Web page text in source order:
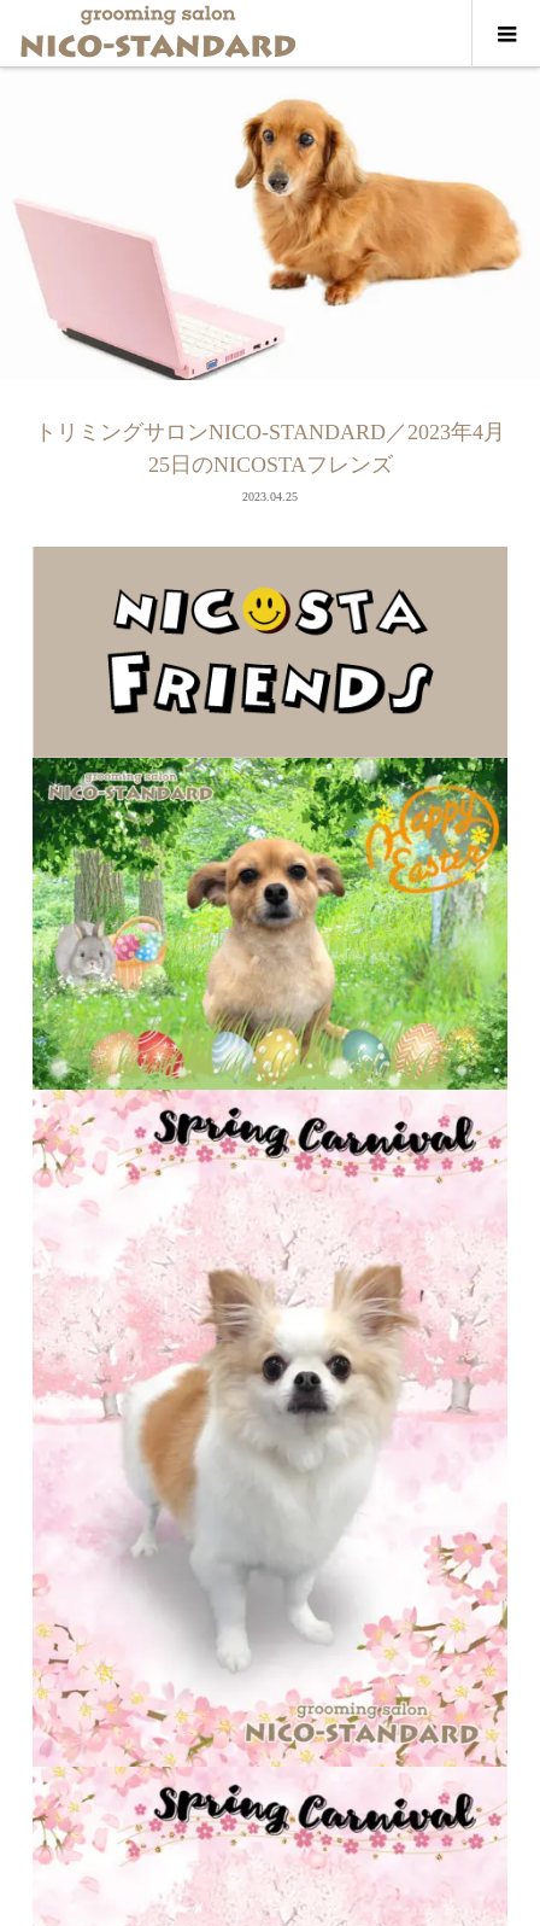
トリミングサロンNICO-STANDARD／2023年4月
25日のNICOSTAフレンズ
2023.04.25